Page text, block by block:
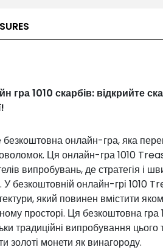
гра 1010 скарбів: відкрийте
онлайн-гра, яка
Ця онлайн-гра 1010
випробувань, де стратегія і
безкоштовній онлайн-грі 1010
який повинен вмістити
просторі. Ця безкоштовна
традиційні випробування цього
золоті монети як винагороду.